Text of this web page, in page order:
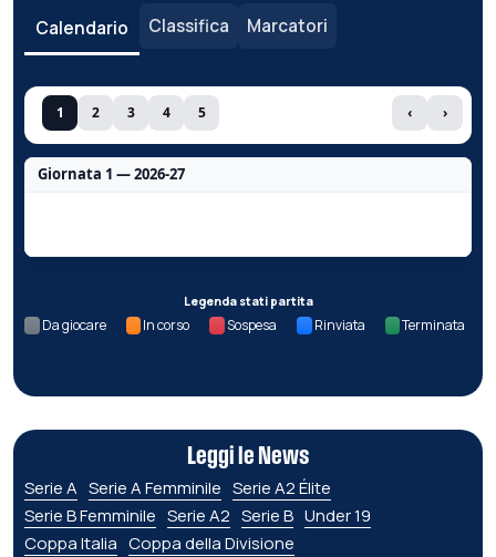
Calendario Classifica Marcatori
1 2 3 4 5 ‹ ›
Giornata 1 — 2026-27
Legenda stati partita
Da giocare In corso Sospesa Rinviata Terminata
Leggi le News
Serie A Serie A Femminile Serie A2 Élite
Serie B Femminile Serie A2 Serie B Under 19
Coppa Italia Coppa della Divisione